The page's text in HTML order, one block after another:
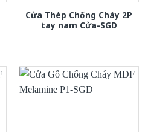
Cửa Thép Chống Cháy 2P
tay nam Cửa-SGD